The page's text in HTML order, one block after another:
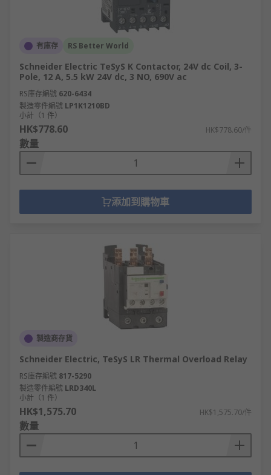
有庫存 RS Better World
Schneider Electric TeSyS K Contactor, 24V dc Coil, 3-
Pole, 12 A, 5.5 kW 24V dc, 3 NO, 690V ac
RS庫存編號 620-6434
製造零件編號 LP1K1210BD
小計（1 件）
HK$778.60 HK$778.60/件
數量
添加到購物車
製造商存貨
Schneider Electric, TeSyS LR Thermal Overload Relay
RS庫存編號 817-5290
製造零件編號 LRD340L
小計（1 件）
HK$1,575.70 HK$1,575.70/件
數量